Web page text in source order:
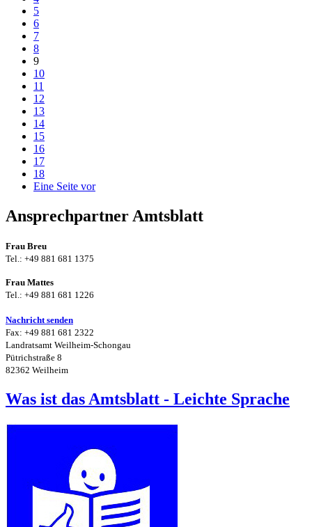
5
6
7
8
9
10
11
12
13
14
15
16
17
18
Eine Seite vor
Ansprechpartner Amtsblatt
Frau Breu
Tel.: +49 881 681 1375
Frau Mattes
Tel.: +49 881 681 1226
Nachricht senden
Fax: +49 881 681 2322
Landratsamt Weilheim-Schongau
Pütrichstraße 8
82362 Weilheim
Was ist das Amtsblatt - Leichte Sprache